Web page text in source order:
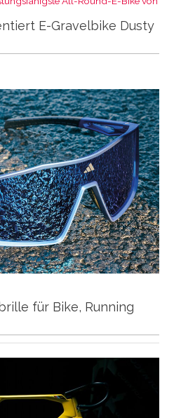
E-Gravelbike Dusty
für Bike, Running